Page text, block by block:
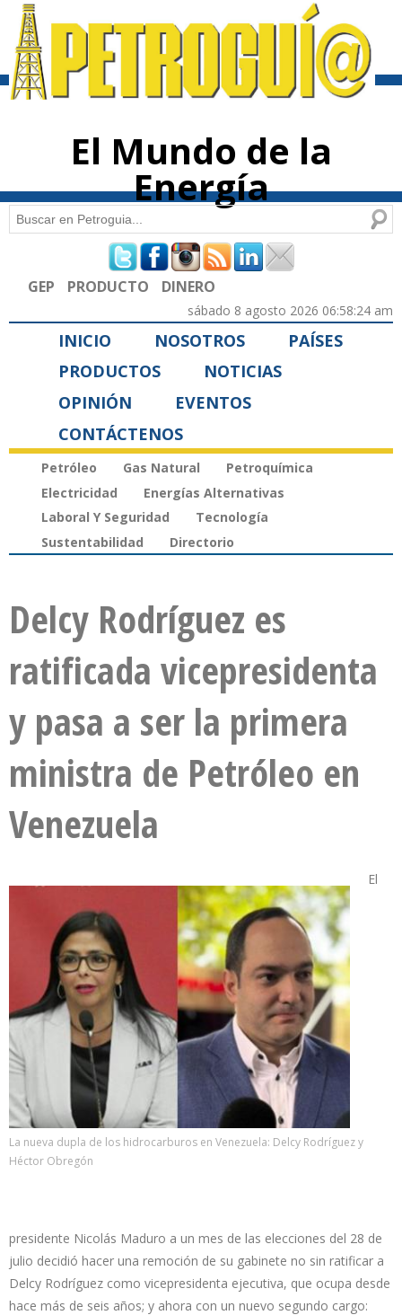
contenido
El Mundo de la
Energía
Formulario de búsqueda
Buscar
GEP PRODUCTO DINERO
sábado 8 agosto 2026 06:58:24 am
INICIO NOSOTROS
PAÍSES
PRODUCTOS
NOTICIAS
OPINIÓN
EVENTOS
CONTÁCTENOS
Petróleo Gas Natural
Petroquímica
Electricidad
Energías Alternativas
Laboral Y Seguridad
Tecnología
Sustentabilidad
Directorio
Delcy Rodríguez es
ratificada vicepresidenta
y pasa a ser la primera
ministra de Petróleo en
Venezuela
La nueva dupla de los hidrocarburos en Venezuela: Delcy Rodríguez y
Héctor Obregón
El
presidente Nicolás Maduro a un mes de las elecciones del 28 de
julio decidió hacer una remoción de su gabinete no sin ratificar a
Delcy Rodríguez como vicepresidenta ejecutiva, que ocupa desde
hace más de seis años; y ahora con un nuevo segundo cargo: